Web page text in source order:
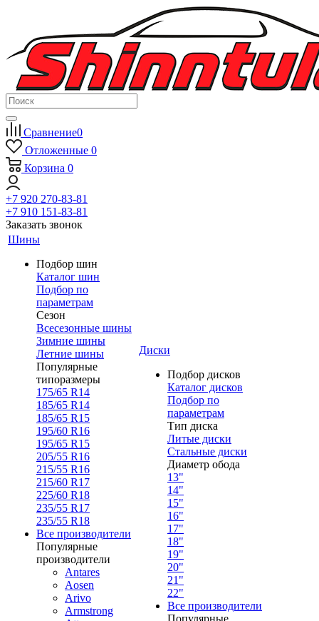
Сравнение0
Отложенные 0
Корзина 0
+7 920 270-83-81
+7 910 151-83-81
Заказать звонок
Шины
Подбор шин
Каталог шин
Подбор по
параметрам
Сезон
Всесезонные шины
Зимние шины
Летние шины
Популярные
типоразмеры
175/65 R14
185/65 R14
185/65 R15
195/60 R16
195/65 R15
205/55 R16
215/55 R16
215/60 R17
225/60 R18
235/55 R17
235/55 R18
Все производители
Популярные
производители
Antares
Aosen
Arivo
Armstrong
Диски
Подбор дисков
Каталог дисков
Подбор по
параметрам
Тип диска
Литые диски
Стальные диски
Диаметр обода
13"
14"
15"
16"
17"
18"
19"
20"
21"
22"
Все производители
Популярные